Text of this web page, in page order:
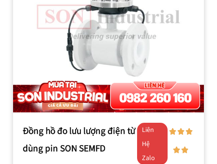
Đồng hồ đo lưu lượng điện từ
dùng pin SON SEMFD
Liên
Hệ
Zalo